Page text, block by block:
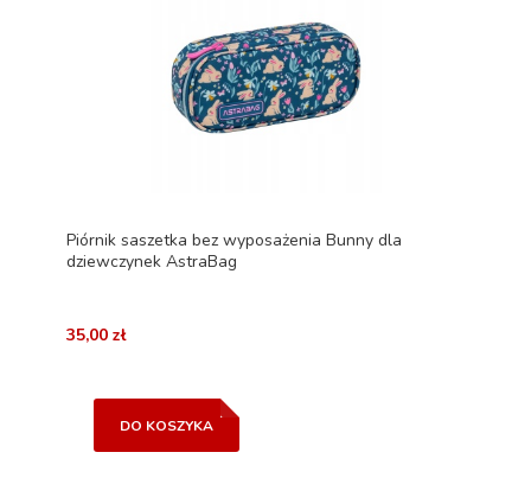
Piórnik saszetka bez wyposażenia Bunny dla
dziewczynek AstraBag
35,00 zł
DO KOSZYKA